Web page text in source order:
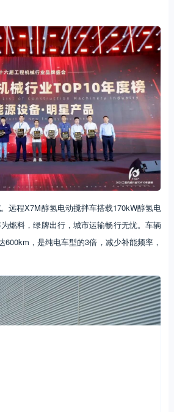
。远程X7M醇氢电动搅拌车搭载170kW醇氢电
燃料，绿牌出行，城市运输畅行无忧。车辆
600km，是纯电车型的3倍，减少补能频率，